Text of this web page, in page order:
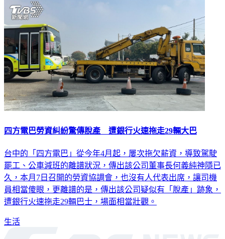
四方電巴勞資糾紛驚傳脫產 遭銀行火速拖走29輛大巴
台中的「四方電巴」從今年4月起，屢次拖欠薪資，導致駕駛
罷工、公車減班的離譜狀況，傳出該公司董事長何義純神隱已
久，本月7日召開的勞資協調會，也沒有人代表出席，讓司機
員相當傻眼，更離譜的是，傳出該公司疑似有「脫產」跡象，
遭銀行火速拖走29輛巴士，場面相當壯觀。
生活